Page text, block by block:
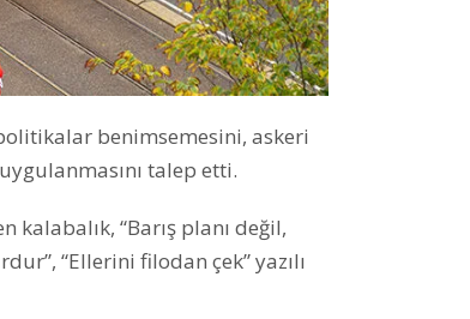
benimsemesini, askeri
talep etti.
kalabalık, “Barış planı değil,
“Ellerini filodan çek” yazılı